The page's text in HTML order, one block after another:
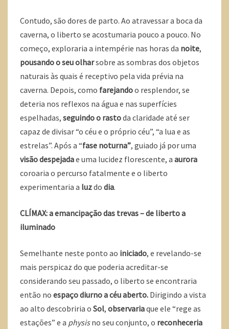
Contudo, são dores de parto. Ao atravessar a boca da
caverna, o liberto se acostumaria pouco a pouco. No
começo, exploraria a intempérie nas horas da noite,
pousando o seu olharsobre as sombras dos objetos
naturais às quais é receptivo pela vida prévia na
caverna. Depois, como farejandoo resplendor, se
deteria nos reflexos na água e nas superfícies
espelhadas, seguindo o rastoda claridade até ser
capaz de divisar “o céu e o próprio céu”, “a lua e as
estrelas”. Após a “fase noturna”, guiado já por uma
visão despejadae uma lucidez florescente, a aurora
coroaria o percurso fatalmente e o liberto
experimentaria a luzdo dia.
CLÍMAX: a emancipação das trevas – de liberto a
iluminado
Semelhante neste ponto ao iniciado, e revelando-se
mais perspicaz do que poderia acreditar-se
considerando seu passado, o liberto se encontraria
então no espaço diurno a céu aberto. Dirigindo a vista
ao alto descobriria o Sol, observariaque ele “rege as
estações” e a physisno seu conjunto, o reconheceria